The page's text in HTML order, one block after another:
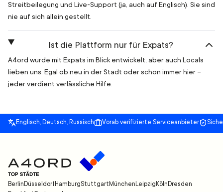
Streitbeilegung und Live-Support (ja, auch auf Englisch). Sie sind
nie auf sich allein gestellt.
Ist die Plattform nur für Expats?
A4ord wurde mit Expats im Blick entwickelt, aber auch Locals
lieben uns. Egal ob neu in der Stadt oder schon immer hier –
jeder verdient verlässliche Hilfe.
Englisch, Deutsch, Russisch Vorab verifizierte Serviceanbieter
TOP STÄDTE
Berlin Düsseldorf HamburgStuttgart München Leipzig Köln Dresden